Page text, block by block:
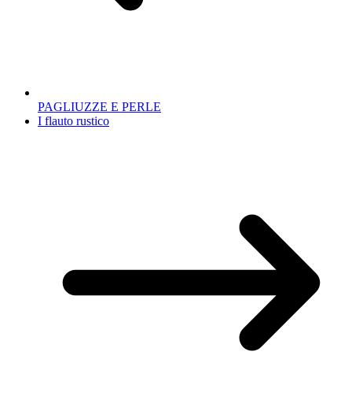
PAGLIUZZE E PERLE
I flauto rustico